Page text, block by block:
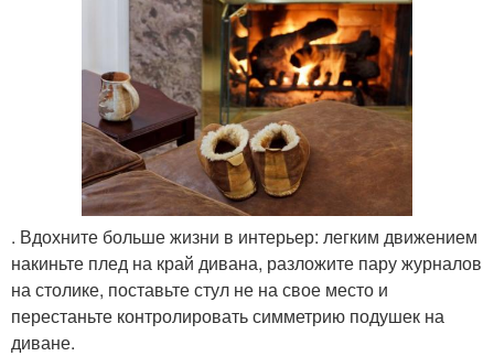
. Вдохните больше жизни в интерьер: легким движением
накиньте плед на край дивана, разложите пару журналов
на столике, поставьте стул не на свое место и
перестаньте контролировать симметрию подушек на
диване.